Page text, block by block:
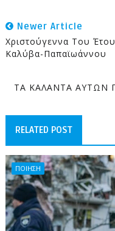
Newer Article
Χριστούγεννα Του
Καλύβα-Παπαϊωάννου
ΤΑ ΚΑΛΑΝΤΑ ΑΥΤΩΝ
RELATED POST
ΠΟΙΗΣΗ